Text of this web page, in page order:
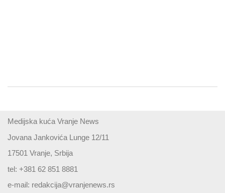
Medijska kuća Vranje News
Jovana Jankovića Lunge 12/11
17501 Vranje, Srbija
tel: +381 62 851 8881
e-mail: redakcija@vranjenews.rs